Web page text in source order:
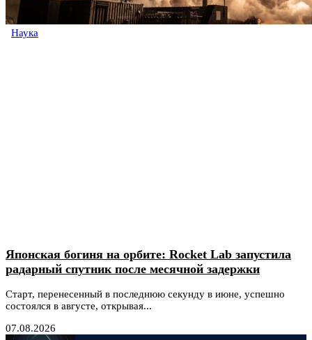
Наука
Японская богиня на орбите: Rocket Lab запустила
радарный спутник после месячной задержки
Старт, перенесенный в последнюю секунду в июне, успешно
состоялся в августе, открывая...
07.08.2026